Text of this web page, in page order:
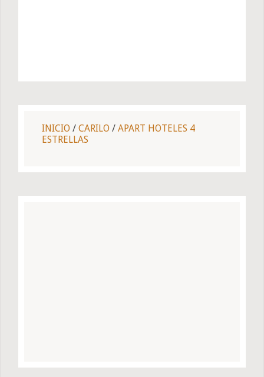
INICIO / CARILO / APART HOTELES 4
ESTRELLAS